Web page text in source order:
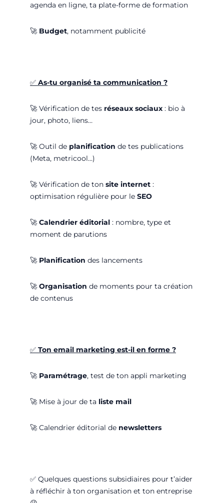
agenda en ligne, ta plate-forme de formation
🚀 Budget, notamment publicité
✅ As-tu organisé ta communication ?
🚀Vérification de tes réseaux sociaux : bio à
jour, photo, liens…
🚀Outil de planification de tes publications
(Meta, metricool…)
🚀Vérification de ton site internet :
optimisation régulière pour le SEO
🚀Calendrier éditorial : nombre, type et
moment de parutions
🚀 Planification des lancements
🚀Organisation de moments pour ta création
de contenus
✅ Ton email marketing est-il en forme ?
🚀 Paramétrage, test de ton appli marketing
🚀 Mise à jour de ta liste mail
🚀Calendrier éditorial de newsletters
✅ Quelques questions subsidiaires pour t’aider
à réfléchir à ton organisation et ton entreprise